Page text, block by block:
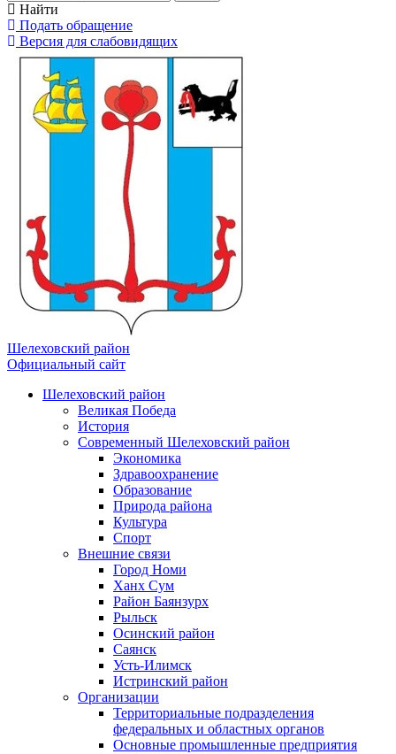
Найти
Подать обращение
Версия для слабовидящих
Шелеховский район
Официальный сайт
Шелеховский район
Великая Победа
История
Современный Шелеховский район
Экономика
Здравоохранение
Образование
Природа района
Культура
Спорт
Внешние связи
Город Номи
Ханх Сум
Район Баянзурх
Рыльск
Осинский район
Саянск
Усть-Илимск
Истринский район
Организации
Территориальные подразделения
федеральных и областных органов
Основные промышленные предприятия